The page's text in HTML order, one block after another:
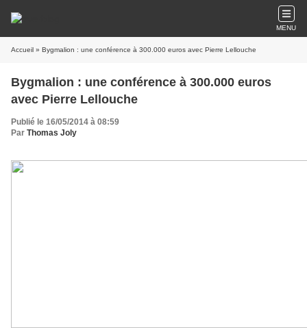
MENU
Accueil » Bygmalion : une conférence à 300.000 euros avec Pierre Lellouche
Bygmalion : une conférence à 300.000 euros
avec Pierre Lellouche
Publié le 16/05/2014 à 08:59
Par Thomas Joly